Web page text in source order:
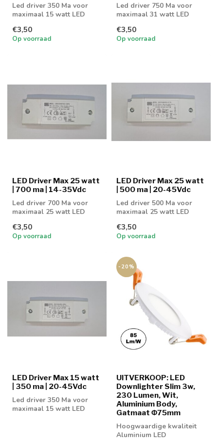
Led driver 350 Ma voor
maximaal 15 watt LED
€3,50
Op voorraad
Led driver 750 Ma voor
maximaal 31 watt LED
€3,50
Op voorraad
LED Driver Max 25 watt
| 700 ma | 14-35Vdc
Led driver 700 Ma voor
maximaal 25 watt LED
€3,50
Op voorraad
LED Driver Max 25 watt
| 500 ma | 20-45Vdc
Led driver 500 Ma voor
maximaal 25 watt LED
€3,50
Op voorraad
LED Driver Max 15 watt
| 350 ma | 20-45Vdc
Led driver 350 Ma voor
maximaal 15 watt LED
-20%
UITVERKOOP: LED
Downlighter Slim 3w,
230 Lumen, Wit,
Aluminium Body,
Gatmaat Φ75mm
Hoogwaardige kwaliteit
Aluminium LED